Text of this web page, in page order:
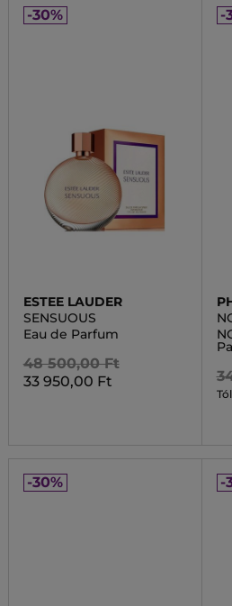
-30%
ESTEE LAUDER
SENSUOUS
Eau de Parfum
48 500,00 Ft
33 950,00 Ft
-
Tól
-30% -